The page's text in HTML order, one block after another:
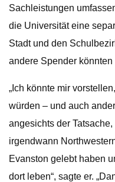
Sachleistungen
die Universität eine
Stadt und den
andere Spender
„Ich könnte mir
würden – und auch
angesichts der
irgendwann
Evanston gelebt haben
dort leben“, sagte er.